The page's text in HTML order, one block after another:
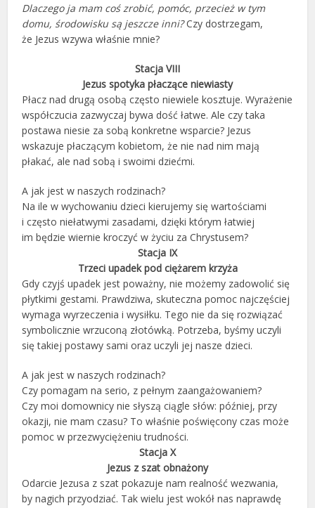
Dlaczego ja mam coś zrobić, pomóc, przecież w tym
domu, środowisku są jeszcze inni?Czy dostrzegam,
że Jezus wzywa właśnie mnie?
Stacja VIII
Jezus spotyka płaczące niewiasty
Płacz nad drugą osobą często niewiele kosztuje. Wyrażenie
współczucia zazwyczaj bywa dość łatwe. Ale czy taka
postawa niesie za sobą konkretne wsparcie? Jezus
wskazuje płaczącym kobietom, że nie nad nim mają
płakać, ale nad sobą i swoimi dziećmi.
A jak jest w naszych rodzinach?
Na ile w wychowaniu dzieci kierujemy się wartościami
i często niełatwymi zasadami, dzięki którym łatwiej
im będzie wiernie kroczyć w życiu za Chrystusem?
Stacja IX
Trzeci upadek pod ciężarem krzyża
Gdy czyjś upadek jest poważny, nie możemy zadowolić się
płytkimi gestami. Prawdziwa, skuteczna pomoc najczęściej
wymaga wyrzeczenia i wysiłku. Tego nie da się rozwiązać
symbolicznie wrzuconą złotówką. Potrzeba, byśmy uczyli
się takiej postawy sami oraz uczyli jej nasze dzieci.
A jak jest w naszych rodzinach?
Czy pomagam na serio, z pełnym zaangażowaniem?
Czy moi domownicy nie słyszą ciągle słów: później, przy
okazji, nie mam czasu? To właśnie poświęcony czas może
pomoc w przezwyciężeniu trudności.
Stacja X
Jezus z szat obnażony
Odarcie Jezusa z szat pokazuje nam realność wezwania,
by nagich przyodziać. Tak wielu jest wokół nas naprawdę